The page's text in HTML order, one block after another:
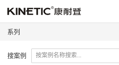
系列
搜案例